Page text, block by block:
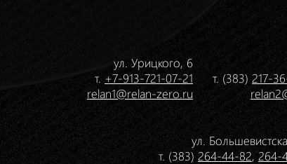
ул. Урицкого, 6
т. +7-913-721-07-21
relan1@relan-zero.ru
т. (383) 217-
ул.
т. (383) 264-44-82, 264-